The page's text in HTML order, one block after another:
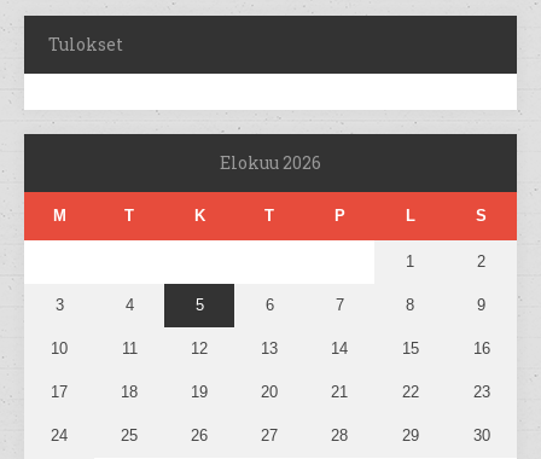
Tulokset
Elokuu 2026
M T K T P L S
1 2
3 4 5 6 7 8 9
10 11 12 13 14 15 16
17 18 19 20 21 22 23
24 25 26 27 28 29 30